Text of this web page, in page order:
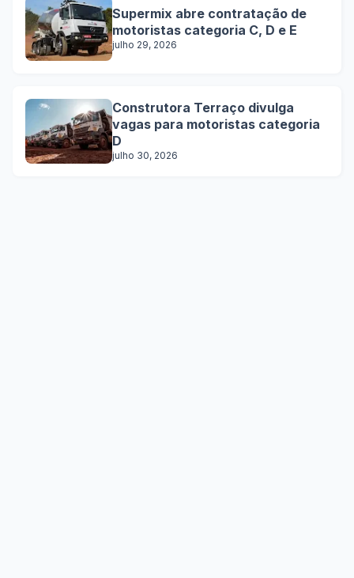
Supermix abre contratação de
motoristas categoria C, D e E
julho 29, 2026
Construtora Terraço divulga
vagas para motoristas categoria
D
julho 30, 2026